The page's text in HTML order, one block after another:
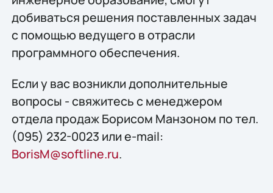
добиваться решения поставленных задач
с помощью ведущего в отрасли
программного обеспечения.
Если у вас возникли дополнительные
вопросы - свяжитесь с менеджером
отдела продаж Борисом Манзоном по тел.
(095) 232-0023 или e-mail:
BorisM@softline.ru.